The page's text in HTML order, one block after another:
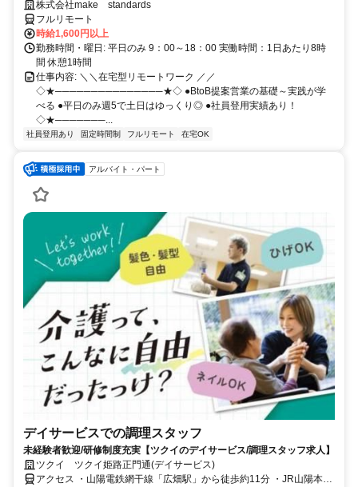
ルが身につく営業職
株式会社make standards
フルリモート
時給1,600円以上
勤務時間・曜日: 平日のみ 9：00～18：00 実働時間：1日あたり8時
間 休憩1時間
仕事内容: ＼＼在宅型リモートワーク ／／
◇★───────────────★◇ ●BtoB提案営業の基礎～実践が学
べる ●平日のみ週5で土日はゆっくり◎ ●社員登用実績あり！
◇★───────...
社員登用あり 固定時間制 フルリモート 在宅OK
アルバイト・パート
デイサービスでの調理スタッフ
未経験者歓迎/研修制度充実【ツクイのデイサービス/調理スタッフ求人】
ツクイ ツクイ姫路正門通(デイサービス)
アクセス ・山陽電鉄網干線「広畑駅」から徒歩約11分 ・JR山陽本線